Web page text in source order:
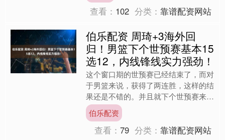
查看： 102 分类：靠谱配资网站
伯乐配资 周琦+3海外回
归！男篮下个世预赛基本15
选12，内线锋线实力强劲！
这个窗口期的世预赛已经结束了，而对
于男篮来说，获得了两连胜，这样的结
果还是不错的。并且就下个世预赛来
说，整体的竞争还是比较激烈。 这个
比赛的这批球员中，发挥好的....
伯乐配资
查看：79 分类：靠谱配资网站